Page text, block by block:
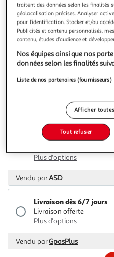
Livraison dès 5/6 jours
4,99€
Plus d'options
Vendu par2KINGS
4,99€
Multishop
Livraison dès 1/2
Plus d'options
Vendu parASD
Livraison dès 6/7 jours
Livraison offerte
Plus d'options
Vendu parGpasPlus
traitent des données selon les finalités
géolocalisation précises. Analyser
pour l’identification. Stocker et/ou
Publicités et contenu personnalisés,
contenu, études d’audience et
Nos équipes ainsi que nos
données selon les finalités
Liste de nos partenaires (fournisseurs)
Afficher
Tout refuser